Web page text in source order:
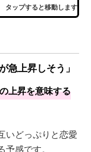
タップすると移動します
急上昇しそう」
上昇を意味する
いどっぷりと恋愛
感です。